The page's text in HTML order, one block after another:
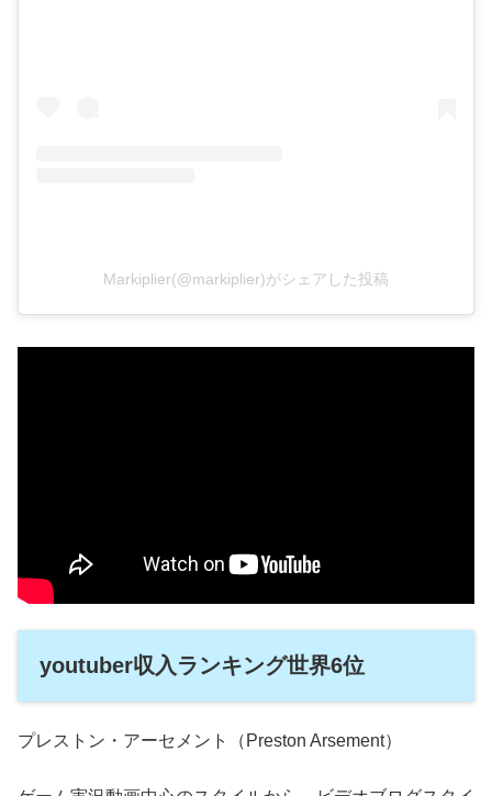
Markiplier(@markiplier)がシェアした投稿
youtuber収入ランキング世界6位
プレストン・アーセメント（Preston Arsement）